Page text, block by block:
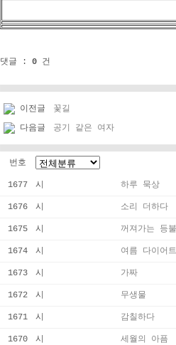
댓글 : 0 건
이전글
꽃길
다음글
공기 같은 여자
번호
1677 시 하루 묵상
1676 시 소리 더하다
1675 시 꺼져가는 등불
1674 시 여름 다이어트
1673 시 가짜
1672 시 무생물
1671 시 감칠하다
1670 시 세월의 아픔